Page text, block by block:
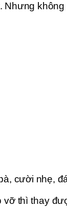
Nhưng
cười nhẹ,
vỡ thì thay